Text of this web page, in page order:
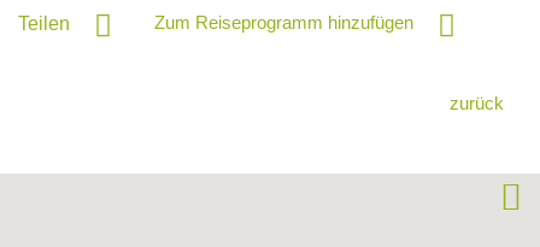
Teilen Zum Reiseprogramm hinzufügen
zurück